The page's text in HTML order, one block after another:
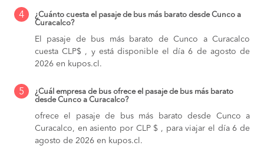
4
¿Cuánto cuesta el pasaje de bus más barato desde Cunco a
Curacalco?
El pasaje de bus más barato de Cunco a Curacalco
cuesta CLP$ , y está disponible el día 6 de agosto de
2026 en kupos.cl.
5
¿Cuál empresa de bus ofrece el pasaje de bus más barato
desde Cunco a Curacalco?
ofrece el pasaje de bus más barato desde Cunco a
Curacalco, en asiento por CLP $ , para viajar el día 6 de
agosto de 2026 en kupos.cl.